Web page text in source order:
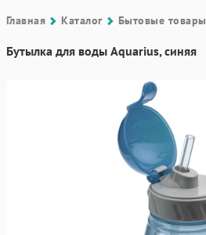
Главная Каталог Бытовые товары
Бутылка для воды Aquarius, синяя